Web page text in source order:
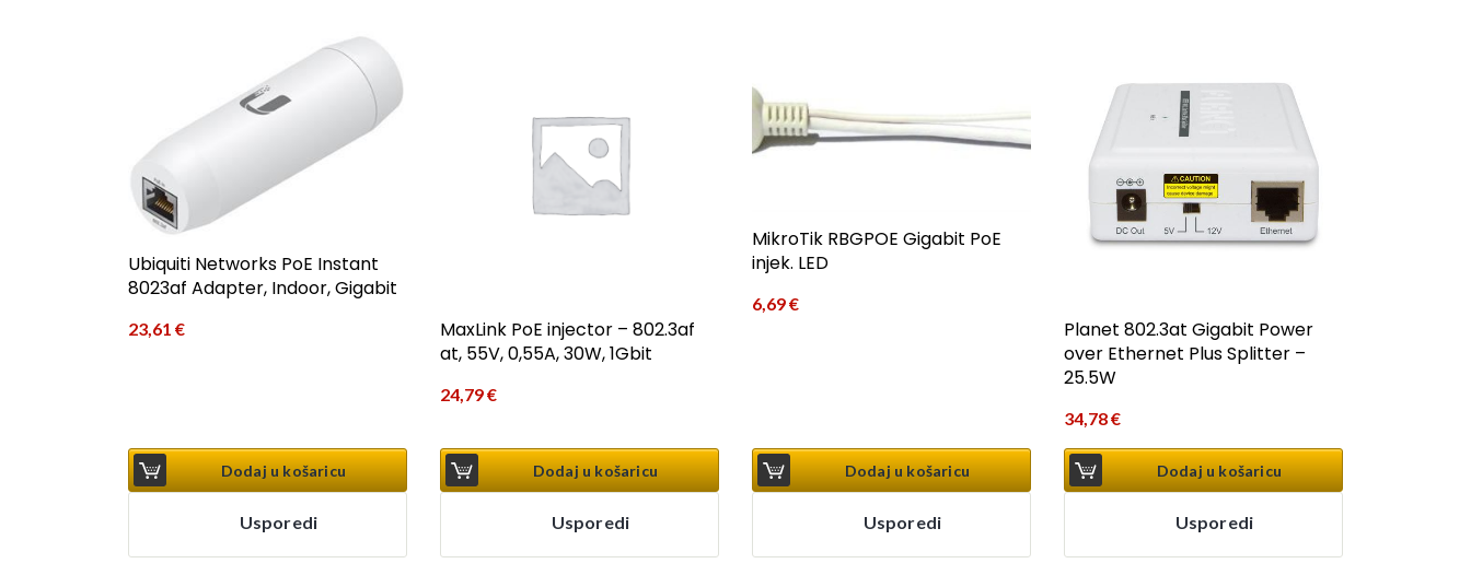
Ubiquiti Networks PoE Instant
8023af Adapter, Indoor, Gigabit
23,61 €
Dodaj u košaricu
Usporedi
MaxLink PoE injector – 802.3af
at, 55V, 0,55A, 30W, 1Gbit
24,79€
Dodaj u košaricu
Usporedi
MikroTik RBGPOE Gigabit PoE
injek. LED
6,69€
Dodaj u košaricu
Usporedi
Planet 802.3at Gigabit Power
over Ethernet Plus Splitter –
25.5W
34,78€
Dodaj u košaricu
Usporedi